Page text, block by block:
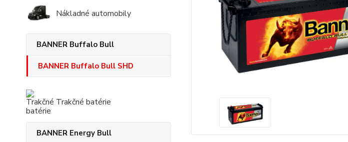
Nákladné automobily
BANNER Buffalo Bull
BANNER Buffalo Bull SHD
Trakčné batérie
BANNER Energy Bull